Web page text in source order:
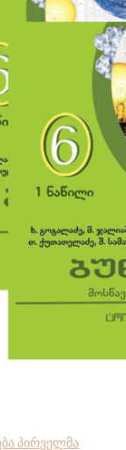
პირველმა